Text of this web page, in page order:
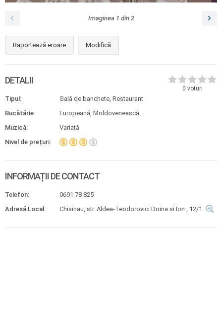
Imaginea 1 din 2
Raportează eroare Modifică
0 voturi
DETALII
Tipul:
Sală de banchete, Restaurant
Bucătărie:
Europeană, Moldovenească
Muzică:
Variată
Nivel de prețuri:
INFORMAȚII DE CONTACT
Telefon:
0691 78 825
Adresă Local:
Chisinau, str. Aldea-Teodorovici Doina si Ion , 12/1